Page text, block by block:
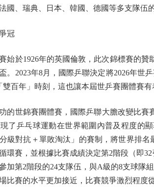
國、瑞典、日本、韓國、德國等多支隊伍的
冠
於1926年的英國倫敦，此次錦標賽的贊
。2023年8月，國際乒聯決定將2026年世
百年」時刻，這也讓本屆世乒賽團體賽有
世錦賽團體賽，國際乒聯大膽改變比賽
了乒乓球運動在世界範圍內普及程度的
級對抗＋單敗淘汰」的賽制，將世界排
環賽，並根據比賽成績決定第2階段（即
加第2階段的24支隊伍，與A級的8支球隊
比賽的水平更加接近，比賽競爭激烈程度